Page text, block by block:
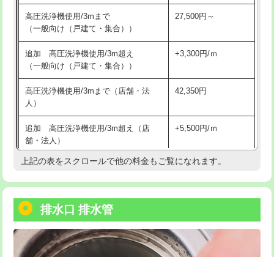
追加人工 16,500円
廃棄・処分
※給水管工事は20mmまでの価格です。
給水管工事※（ホール加工) 16,500円
給水管工事※（バンド止め)
給水管工事※（支持金具設置) 5,500円
給水管工事※（保温材使用（バンド止
め込み）)
5,500円
給水管工事※（土の掘削・埋め戻し作
業)
11,000円
給水管工事※（塩ビ管（VP・HI）使
用/3ｍまで)
用（追加）/3ｍ超え)
給水管工事※（ライニング鋼管・銅
管・ポリ管・HT管使用/3ｍまで)
44,000円
高圧洗浄機使用/3mまで
（一般向け（戸建て・集合））
27,500円～
追加 高圧洗浄機使用/3m超え
（一般向け（戸建て・集合））
+3,300円/ｍ
高圧洗浄機使用/3mまで（店舗・法
人）
42,350円
追加 高圧洗浄機使用/3m超え（店
舗・法人）
+5,500円/ｍ
高度高圧洗浄換 現地調査
トーラー機使用/3mまで
追加トーラー機使用/3m超え +3,300円
上記の表をスクロールで他の料金もご覧になれます。
排水口 排水管